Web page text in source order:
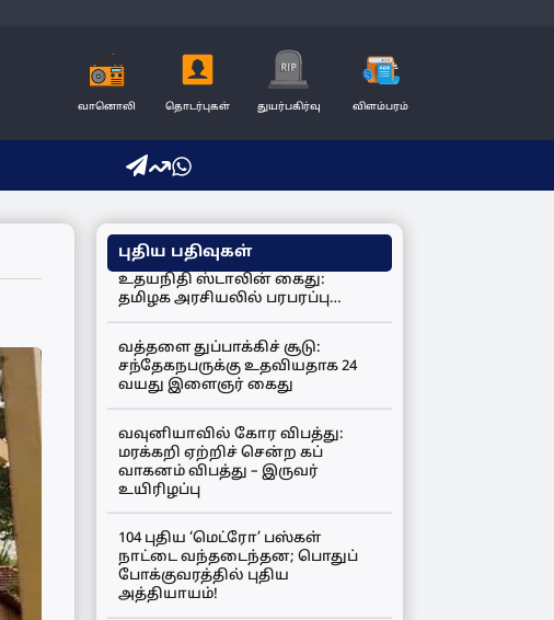
வானொலி தொடர்புகள் துயர்பகிர்வு விளம்பரம்
புதிய பதிவுகள்
உதயநிதி ஸ்டாலின் கைது:
தமிழக அரசியலில் பரபரப்பு…
வத்தளை துப்பாக்கிச் சூடு:
சந்தேகநபருக்கு உதவியதாக 24
வயது இளைஞர் கைது
வவுனியாவில் கோர விபத்து:
மரக்கறி ஏற்றிச் சென்ற கப்
வாகனம் விபத்து – இருவர்
உயிரிழப்பு
104 புதிய ‘மெட்ரோ’ பஸ்கள்
நாட்டை வந்தடைந்தன; பொதுப்
போக்குவரத்தில் புதிய
அத்தியாயம்!